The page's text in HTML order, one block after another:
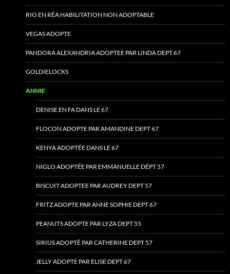
RIO EN RÉA HABILITATION NON ADOPTABLE
VEGAS ADOPTE
PANDORA ALEXANDRIA ADOPTEE PAR LINDA DEPT 67
GOLDIELOCKS
ANNIE
DENISE EN FA DANS LE 67
FLOCON ADOPTE PAR AMANDINE DEPT 67
KENYA ADOPTÉE DANS LE 67
NIGLO ADOPTÉE PAR EMMANUELLE DÉPT 57
BISCUIT ADOPTEE PAR AUDREY DEPT 57
FRITZ ADOPTE PAR ANNE SOPHIE DEPT 67
PEANUTS ADOPTE PAR LYZA DEPT 55
SIRIUS ADOPTÉ PAR CATHERINE DEPT 57
JELLY ADOPTE PAR ELISE DEPT 67